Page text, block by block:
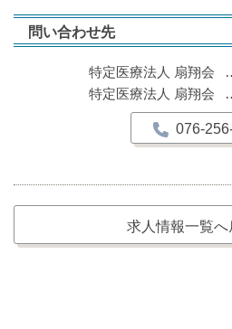
問い合わせ先
特定医療法人 扇翔会
特定医療法人 扇翔会
076-
求人情報一覧へ